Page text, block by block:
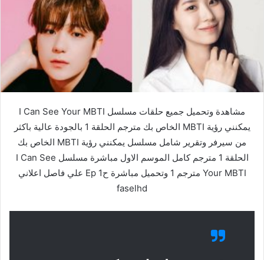
مشاهدة وتحميل جميع حلقات مسلسل I Can See Your MBTI
يمكنني رؤية MBTI الخاص بك مترجم الحلقة 1 بالجودة عالية باكثر
من سيرفر وتقرير شامل مسلسل يمكنني رؤية MBTI الخاص بك
الحلقة 1 مترجم كامل الموسم الاول مباشرة مسلسل I Can See
Your MBTI مترجم 1 وتحميل مباشرة ح1 Ep علي فاصل اعلاني
faselhd